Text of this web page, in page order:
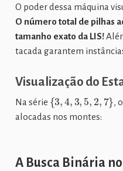
O poder dessa máquina
O número total de pilhas
tamanho exato da LIS!
tacada garantem
Visualização do
Na série {3,4 3 5, 2,7
,
alocadas nos montes:
A Busca Binária